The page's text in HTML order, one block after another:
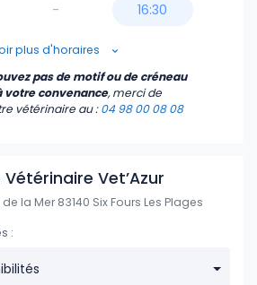
- 16:30
17:30
plus d'horaires
pas de motif ou de créneau
votre convenance, merci de
vétérinaire au :04 98 00 08 08
Vet’Azur
la Mer 83140 Six Fours Les Plages
: